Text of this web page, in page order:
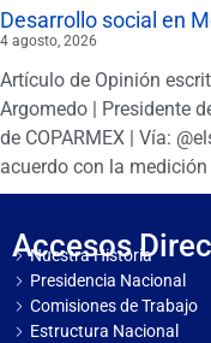
Desarrollo social en
4 agosto, 2026
Artículo de Opinión
Argomedo | Presidente
de COPARMEX | Vía:
acuerdo con la medición
Accesos
Nuestra Historia
Presidencia Nacional
Comisiones de Trabajo
Estructura Nacional